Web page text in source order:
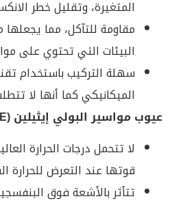
المتغيرة، وتقليل خطر
مقاومة للتآكل، مما
البيئات التي تحتوي على
سهلة التركيب باستخدام
الميكانيكي كما أنها لا
عيوب مواسير البولي إيثيلين (PE):
لا تتحمل درجات الحرارة
قوتها عند التعرض للحرارة
تتأثر بالأشعة فوق